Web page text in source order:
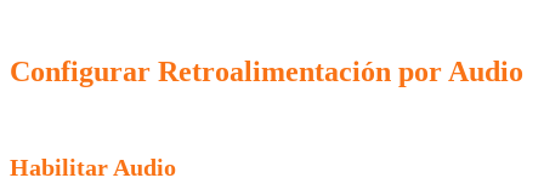
Configurar Retroalimentación por Audio
Habilitar Audio